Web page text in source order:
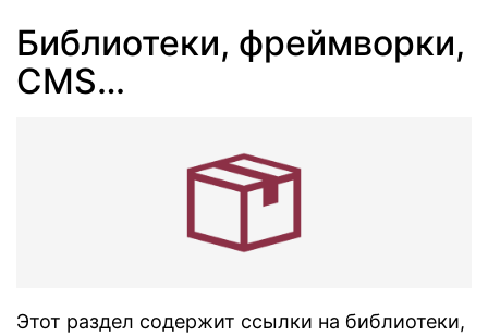
Библиотеки, фреймворки,
CMS…
Этот раздел содержит ссылки на библиотеки,